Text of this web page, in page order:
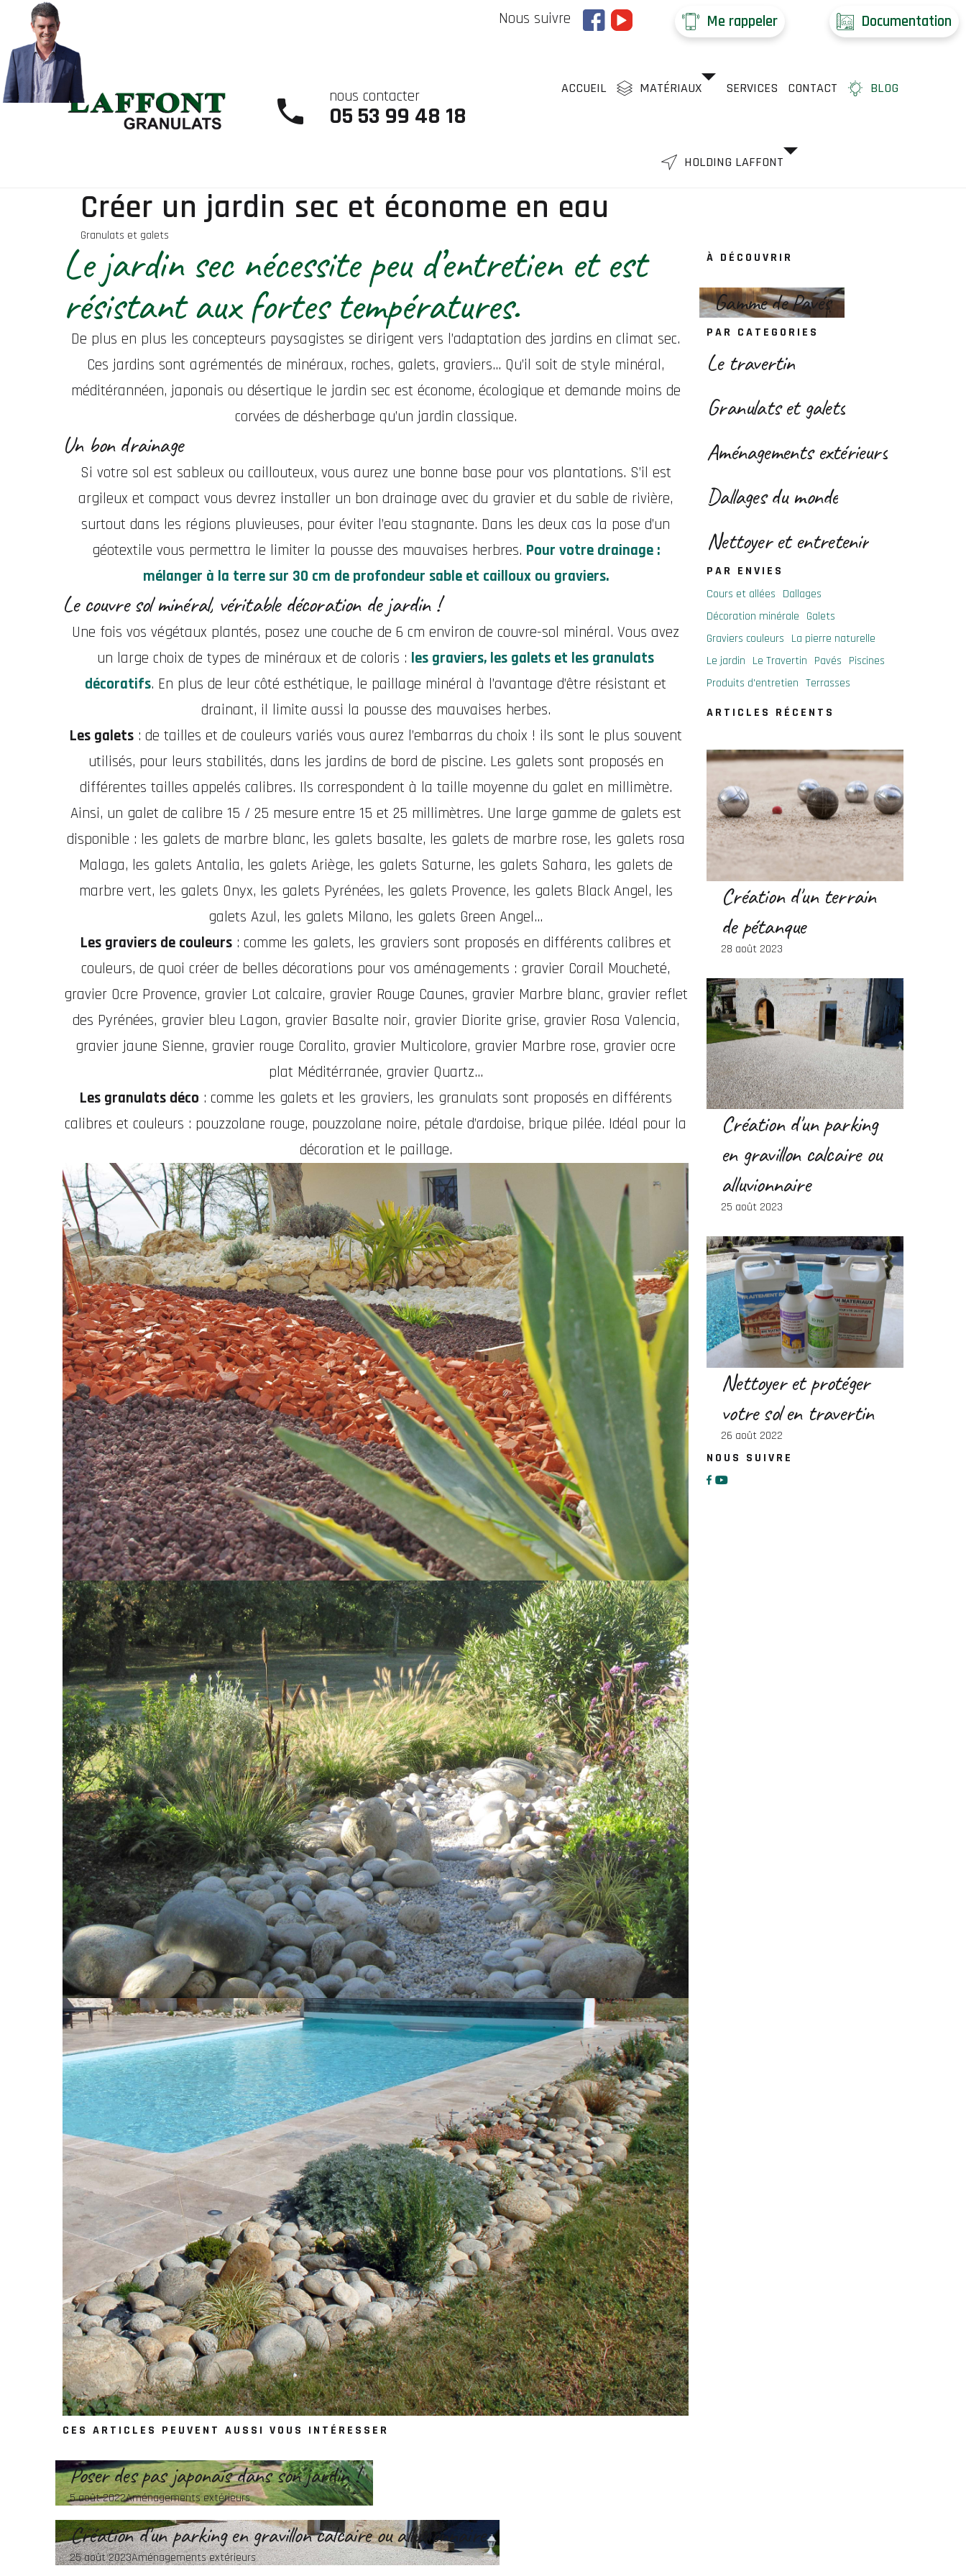
Nous suivre Me rappeler Documentation
nous contacter
05 53 99 48 18
ACCUEIL MATÉRIAUX SERVICES CONTACT BLOG
HOLDING LAFFONT
Créer un jardin sec et économe en eau
Granulats et galets
Le jardin sec nécessite peu d’entretien et est
résistant aux fortes températures.
De plus en plus les concepteurs paysagistes se dirigent vers l’adaptation des jardins en climat sec.
Ces jardins sont agrémentés de minéraux, roches, galets, graviers... Qu’il soit de style minéral,
méditérannéen, japonais ou désertique le jardin sec est économe, écologique et demande moins de
corvées de désherbage qu’un jardin classique.
Un bon drainage
Si votre sol est sableux ou caillouteux, vous aurez une bonne base pour vos plantations. S’il est
argileux et compact vous devrez installer un bon drainage avec du gravier et du sable de rivière,
surtout dans les régions pluvieuses, pour éviter l’eau stagnante. Dans les deux cas la pose d’un
géotextile vous permettra le limiter la pousse des mauvaises herbres. Pour votre drainage :
mélanger à la terre sur 30 cm de profondeur sable et cailloux ou graviers.
Le couvre sol minéral, véritable décoration de jardin !
Une fois vos végétaux plantés, posez une couche de 6 cm environ de couvre-sol minéral. Vous avez
un large choix de types de minéraux et de coloris : les graviers, les galets et les granulats
décoratifs. En plus de leur côté esthétique, le paillage minéral à l’avantage d’être résistant et
drainant, il limite aussi la pousse des mauvaises herbes.
Les galets: de tailles et de couleurs variés vous aurez l’embarras du choix ! ils sont le plus souvent
utilisés, pour leurs stabilités, dans les jardins de bord de piscine. Les galets sont proposés en
différentes tailles appelés calibres. Ils correspondent à la taille moyenne du galet en millimètre.
Ainsi, un galet de calibre 15 / 25 mesure entre 15 et 25 millimètres. Une large gamme de galets est
disponible : les galets de marbre blanc, les galets basalte, les galets de marbre rose, les galets rosa
Malaga, les galets Antalia, les galets Ariège, les galets Saturne, les galets Sahara, les galets de
marbre vert, les galets Onyx, les galets Pyrénées, les galets Provence, les galets Black Angel, les
galets Azul, les galets Milano, les galets Green Angel...
Les graviers de couleurs: comme les galets, les graviers sont proposés en différents calibres et
couleurs, de quoi créer de belles décorations pour vos aménagements : gravier Corail Moucheté,
gravier Ocre Provence, gravier Lot calcaire, gravier Rouge Caunes, gravier Marbre blanc, gravier reflet
des Pyrénées, gravier bleu Lagon, gravier Basalte noir, gravier Diorite grise, gravier Rosa Valencia,
gravier jaune Sienne, gravier rouge Coralito, gravier Multicolore, gravier Marbre rose, gravier ocre
plat Méditérranée, gravier Quartz...
Les granulats déco : comme les galets et les graviers, les granulats sont proposés en différents
calibres et couleurs : pouzzolane rouge, pouzzolane noire, pétale d’ardoise, brique pilée. Idéal pour la
décoration et le paillage.
CES ARTICLES PEUVENT AUSSI VOUS INTÉRESSER
Poser des pas japonais dans son jardin !
5 août 2022Aménagements extérieurs
Création d'un parking en gravillon calcaire ou alluvionnaire
25 août 2023Aménagements extérieurs
À DÉCOUVRIR
Gamme de Pavés
PAR CATEGORIES
Le travertin
Granulats et galets
Aménagements extérieurs
Dallages du monde
Nettoyer et entretenir
PAR ENVIES
Cours et allées Dallages
Décoration minérale Galets
Graviers couleurs La pierre naturelle
Le jardin Le Travertin Pavés Piscines
Produits d'entretien Terrasses
ARTICLES RÉCENTS
Création d'un terrain
de pétanque
28 août 2023
Création d'un parking
en gravillon calcaire ou
alluvionnaire
25 août 2023
Nettoyer et protéger
votre sol en travertin
26 août 2022
NOUS SUIVRE